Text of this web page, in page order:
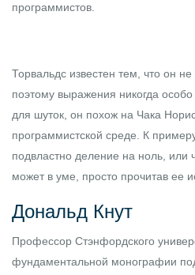
программистов.
Торвальдс известен тем, что он
поэтому выражения никогда
для шуток, он похож на Чака
программистской среде. К
подвластно деление на ноль, или
может в уме, просто прочитав ее
Дональд Кнут
Профессор Стэнфордского
фундаментальной монографии